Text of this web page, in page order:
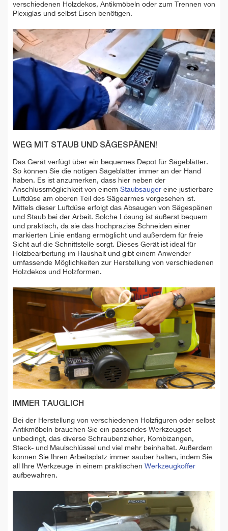
verschiedenen Holzdekos, Antikmöbeln oder zum Trennen von
Plexiglas und selbst Eisen benötigen.
WEG MIT STAUB UND SÄGESPÄNEN!
Das Gerät verfügt über ein bequemes Depot für Sägeblätter.
So können Sie die nötigen Sägeblätter immer an der Hand
haben. Es ist anzumerken, dass hier neben der
Anschlussmöglichkeit von einem Staubsauger eine justierbare
Luftdüse am oberen Teil des Sägearmes vorgesehen ist.
Mittels dieser Luftdüse erfolgt das Absaugen von Sägespänen
und Staub bei der Arbeit. Solche Lösung ist äußerst bequem
und praktisch, da sie das hochpräzise Schneiden einer
markierten Linie entlang ermöglicht und außerdem für freie
Sicht auf die Schnittstelle sorgt. Dieses Gerät ist ideal für
Holzbearbeitung im Haushalt und gibt einem Anwender
umfassende Möglichkeiten zur Herstellung von verschiedenen
Holzdekos und Holzformen.
IMMER TAUGLICH
Bei der Herstellung von verschiedenen Holzfiguren oder selbst
Antikmöbeln brauchen Sie ein passendes Werkzeugset
unbedingt, das diverse Schraubenzieher, Kombizangen,
Steck- und Maulschlüssel und viel mehr beinhaltet. Außerdem
können Sie Ihren Arbeitsplatz immer sauber halten, indem Sie
all Ihre Werkzeuge in einem praktischen Werkzeugkoffer
aufbewahren.